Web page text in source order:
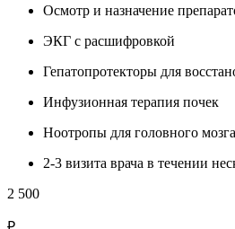
Осмотр и назначение
ЭКГ с расшифровкой
Гепатопротекторы для
Инфузионная терапия почек
Ноотропы для головного мозга
2-3 визита врача в течении
2 500